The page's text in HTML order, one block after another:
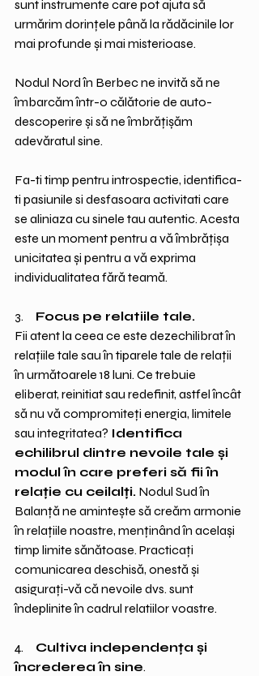
sunt instrumente care pot ajuta să
urmărim dorințele până la rădăcinile lor
mai profunde și mai misterioase.
Nodul Nord în Berbec ne invită să ne
îmbarcăm într-o călătorie de auto-
descoperire și să ne îmbrățișăm
adevăratul sine.
Fa-ti timp pentru introspectie, identifica-
ti pasiunile si desfasoara activitati care
se aliniaza cu sinele tau autentic. Acesta
este un moment pentru a vă îmbrățișa
unicitatea și pentru a vă exprima
individualitatea fără teamă.
3. Focus pe relatiile tale.
Fii atent la ceea ce este dezechilibrat în
relațiile tale sau în tiparele tale de relații
în următoarele 18 luni. Ce trebuie
eliberat, reinitiat sau redefinit, astfel încât
să nu vă compromiteți energia, limitele
sau integritatea? Identifica
echilibrul dintre nevoile tale și
modul în care preferi să fii în
relație cu ceilalți. Nodul Sud în
Balanță ne amintește să creăm armonie
în relațiile noastre, menținând în același
timp limite sănătoase. Practicați
comunicarea deschisă, onestă și
asigurați-vă că nevoile dvs. sunt
îndeplinite în cadrul relatiilor voastre.
4. Cultiva independența și
încrederea în sine.